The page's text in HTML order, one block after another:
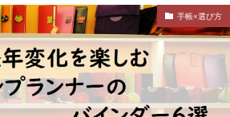
手帳×選び方
レザー 本革
未経験からの転職
転職
ロロマクラシック
とじ手帳
ブライドルレザー
ナー
バーチカル
ノートカバー
トラベラーズノート